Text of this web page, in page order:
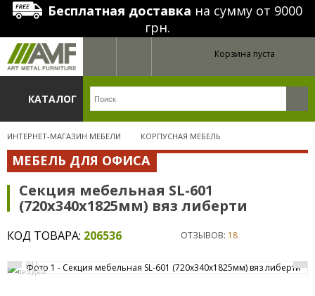
Бесплатная доставка на сумму от 9000
грн.
Корзина пуста
КАТАЛОГ
ИНТЕРНЕТ-МАГАЗИН МЕБЕЛИ КОРПУСНАЯ МЕБЕЛЬ
МЕБЕЛЬ ДЛЯ ОФИСА
Секция мебельная SL-601
(720х340х1825мм) вяз либерти
КОД ТОВАРА: 206536 ОТЗЫВОВ: 18
ХИТ
ПРОДАЖ